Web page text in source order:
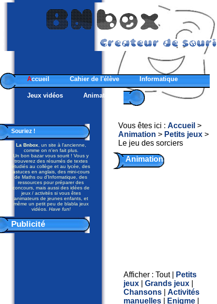
Accueil Cahier de l'élève Informatique
Jeux vidéos Animateurs
Souriez !
La Bnbox , un site à l'ancienne,
comme on n'en fait plus.
Un bon bazar vous sourit ! Vous y
trouverez des résumés de textes
étudiés au collège et au lycée, des
astuces en anglais, des mini-cours
de Maths ou d'Informatique, des
ressources pour préparer des
concours, mais aussi des idées de
jeux / activités si vous êtes
animateurs de jeunes enfants, et
même un petit peu de blabla jeux
vidéos. Have fun!
Publicité
Vous êtes ici :Accueil >
Animation > Petits jeux >
Le jeu des sorciers
Animation
Afficher :Tout|
Petits
jeux |Grands jeux
Chansons |Activités
manuelles
Enigme